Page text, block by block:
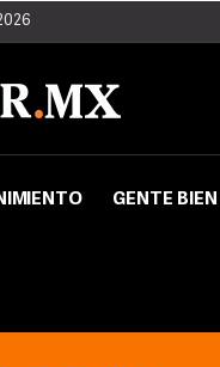
GENTE BIEN